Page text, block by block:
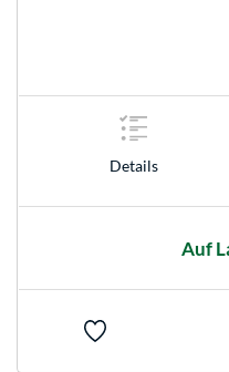
Details
Auf